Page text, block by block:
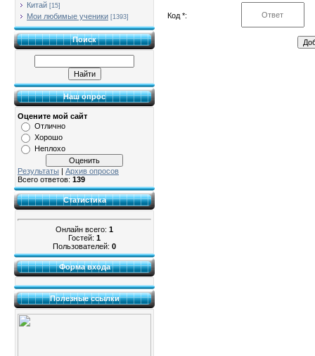
Китай [15]
Мои любимые ученики [1393]
Поиск
Наш опрос
Оцените мой сайт
Отлично
Хорошо
Неплохо
Результаты | Архив опросов
Всего ответов: 139
Статистика
Онлайн всего: 1
Гостей: 1
Пользователей: 0
Форма входа
Полезные ссылки
Код *: